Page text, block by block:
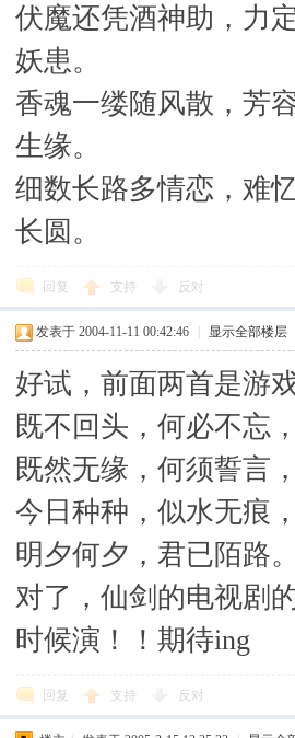
伏魔还凭酒神助，力
妖患。
香魂一缕随风散，芳
生缘。
细数长路多情恋，难
长圆。
回复 支持 反对
发表于 2004-11-11 00:42:46 显示全部楼层
好试，前面两首是游
既不回头，何必不忘
既然无缘，何须誓言
今日种种，似水无痕
明夕何夕，君已陌路
对了，仙剑的电视剧
时候演！！期待ing
回复 支持 反对